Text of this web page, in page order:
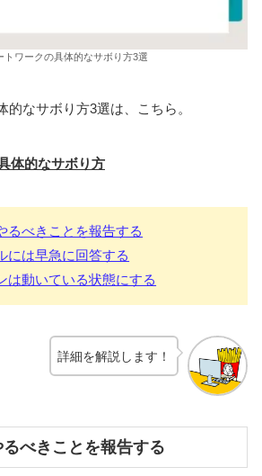
トワークの具体的なサボり方3選
的なサボり方3選は、こちら。
体的なサボり方
るべきことを報告する
には早急に回答する
は動いている状態にする
詳細を解説します！
べきことを報告する